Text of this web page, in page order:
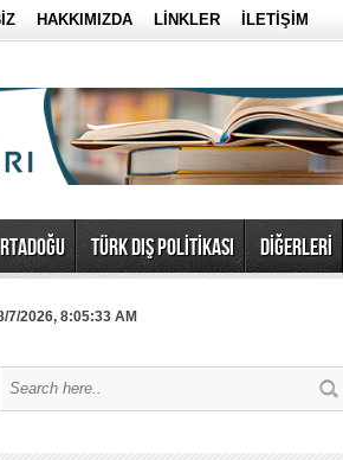
HAKKIMIZDA LİNKLER İLETİŞİM
TÜRK DIŞ POLİTİKASI DİĞERLERİ
7/2026, 8:05:33 AM